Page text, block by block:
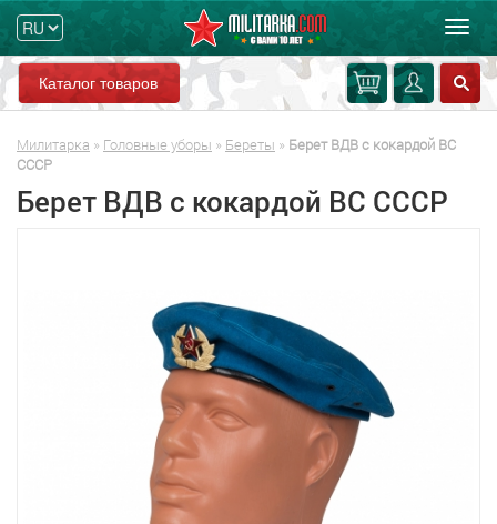
Каталог товаров
Милитарка » Головные уборы » Береты » Берет ВДВ с кокардой ВС
СССР
Берет ВДВ с кокардой ВС СССР